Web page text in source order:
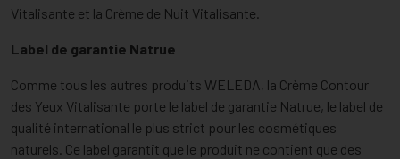
Vitalisante et la Crème de Nuit Vitalisante.
Label de garantie Natrue
Comme tous les autres produits WELEDA, la Crème Contour
des Yeux Vitalisante porte le label de garantie Natrue, le label de
qualité international le plus strict pour les cosmétiques
naturels. Ce label garantit que le produit ne contient que des